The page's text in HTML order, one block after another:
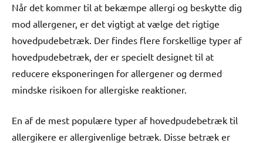
Når det kommer til at bekæmpe allergi og beskytte dig
mod allergener, er det vigtigt at vælge det rigtige
hovedpudebetræk. Der findes flere forskellige typer af
hovedpudebetræk, der er specielt designet til at
reducere eksponeringen for allergener og dermed
mindske risikoen for allergiske reaktioner.
En af de mest populære typer af hovedpudebetræk til
allergikere er allergivenlige betræk. Disse betræk er